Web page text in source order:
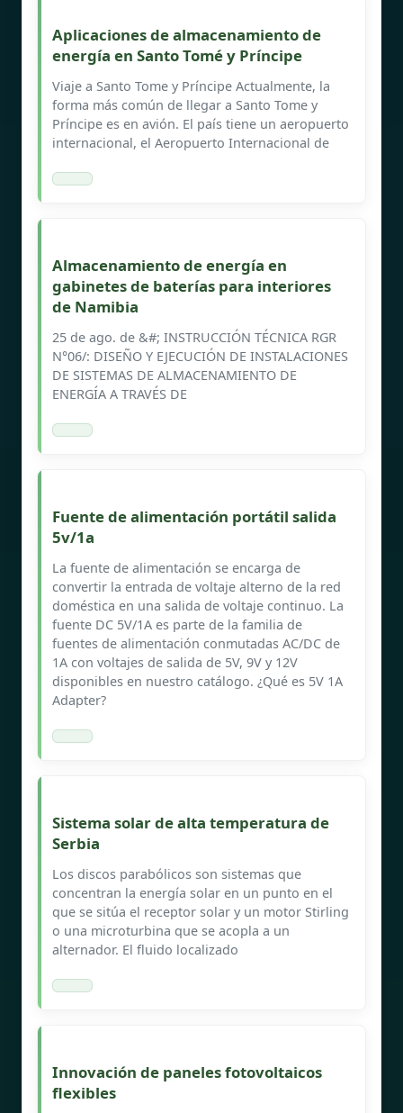
Aplicaciones de almacenamiento de
energía en Santo Tomé y Príncipe
Viaje a Santo Tome y Príncipe Actualmente, la
forma más común de llegar a Santo Tome y
Príncipe es en avión. El país tiene un aeropuerto
internacional, el Aeropuerto Internacional de
Almacenamiento de energía en
gabinetes de baterías para interiores
de Namibia
25 de ago. de &#; INSTRUCCIÓN TÉCNICA RGR
N°06/: DISEÑO Y EJECUCIÓN DE INSTALACIONES
DE SISTEMAS DE ALMACENAMIENTO DE
ENERGÍA A TRAVÉS DE
Fuente de alimentación portátil salida
5v/1a
La fuente de alimentación se encarga de
convertir la entrada de voltaje alterno de la red
doméstica en una salida de voltaje continuo. La
fuente DC 5V/1A es parte de la familia de
fuentes de alimentación conmutadas AC/DC de
1A con voltajes de salida de 5V, 9V y 12V
disponibles en nuestro catálogo. ¿Qué es 5V 1A
Adapter?
Sistema solar de alta temperatura de
Serbia
Los discos parabólicos son sistemas que
concentran la energía solar en un punto en el
que se sitúa el receptor solar y un motor Stirling
o una microturbina que se acopla a un
alternador. El fluido localizado
Innovación de paneles fotovoltaicos
flexibles